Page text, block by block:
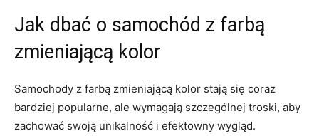
Jak dbać o samochód z farbą
zmieniającą kolor
Samochody z farbą zmieniającą kolor stają się coraz
bardziej popularne, ale wymagają szczególnej troski, aby
zachować swoją unikalność i efektowny wygląd.